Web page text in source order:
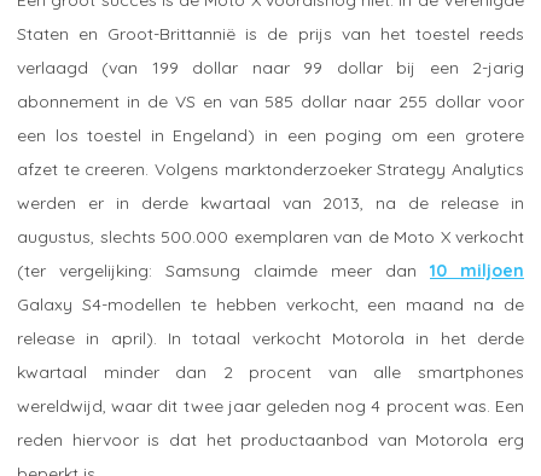
Staten en Groot-Brittannië is de prijs van het toestel reeds
verlaagd (van 199 dollar naar 99 dollar bij een 2-jarig
abonnement in de VS en van 585 dollar naar 255 dollar voor
een los toestel in Engeland) in een poging om een grotere
afzet te creeren. Volgens marktonderzoeker Strategy Analytics
werden er in derde kwartaal van 2013, na de release in
augustus, slechts 500.000 exemplaren van de Moto X verkocht
(ter vergelijking: Samsung claimde meer dan 10 miljoen
Galaxy S4-modellen te hebben verkocht, een maand na de
release in april). In totaal verkocht Motorola in het derde
kwartaal minder dan 2 procent van alle smartphones
wereldwijd, waar dit twee jaar geleden nog 4 procent was. Een
reden hiervoor is dat het productaanbod van Motorola erg